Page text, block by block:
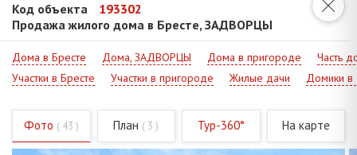
Код объекта
193302
Продажа жилого дома в Бресте, ЗАДВОРЦЫ
Дома в Бресте Дома, ЗАДВОРЦЫ Дома в пригороде
Часть
Участки в Бресте
Участки в пригороде Жилые дачи Домики в
Фото ( 43 ) План ( 3 ) Тур-360° На карте